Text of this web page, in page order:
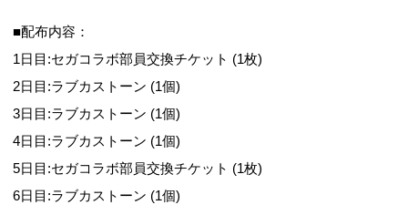
■配布内容：
1日目:セガコラボ部員交換チケット (1枚)
2日目:ラブカストーン (1個)
3日目:ラブカストーン (1個)
4日目:ラブカストーン (1個)
5日目:セガコラボ部員交換チケット (1枚)
6日目:ラブカストーン (1個)